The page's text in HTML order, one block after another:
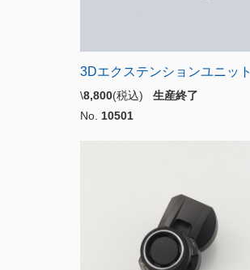
3Dエクステンションユニット
\8,800(税込) 生産終了
No. 10501